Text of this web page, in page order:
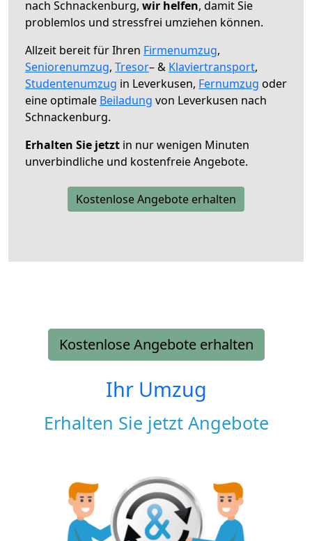
nach Schnackenburg, wir helfen, damit Sie
problemlos und stressfrei umziehen können.
Allzeit bereit für Ihren Firmenumzug,
Seniorenumzug, Tresor– & Klaviertransport,
Studentenumzug in Leverkusen, Fernumzug oder
eine optimale Beiladung von Leverkusen nach
Schnackenburg.
Erhalten Sie jetzt in nur wenigen Minuten
unverbindliche und kostenfreie Angebote.
Kostenlose Angebote erhalten
Kostenlose Angebote erhalten
Ihr Umzug
Erhalten Sie jetzt Angebote